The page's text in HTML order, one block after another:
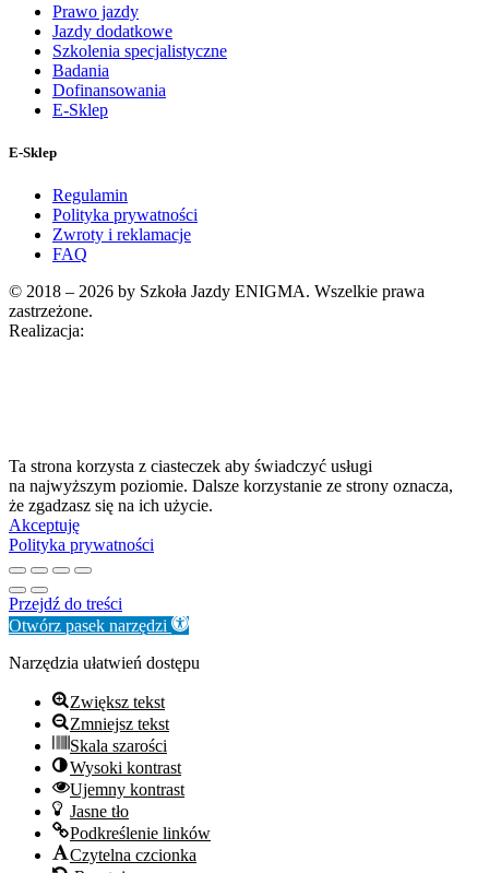
Prawo jazdy
Jazdy dodatkowe
Szkolenia specjalistyczne
Badania
Dofinansowania
E-Sklep
E-Sklep
Regulamin
Polityka prywatności
Zwroty i reklamacje
FAQ
© 2018 – 2026 by Szkoła Jazdy ENIGMA. Wszelkie prawa
zastrzeżone.
Realizacja:
Ta strona korzysta z ciasteczek aby świadczyć usługi
na najwyższym poziomie. Dalsze korzystanie ze strony oznacza,
że zgadzasz się na ich użycie.
Akceptuję
Polityka prywatności
Przejdź do treści
Otwórz pasek narzędzi
Narzędzia ułatwień dostępu
Zwiększ tekst
Zmniejsz tekst
Skala szarości
Wysoki kontrast
Ujemny kontrast
Jasne tło
Podkreślenie linków
Czytelna czcionka